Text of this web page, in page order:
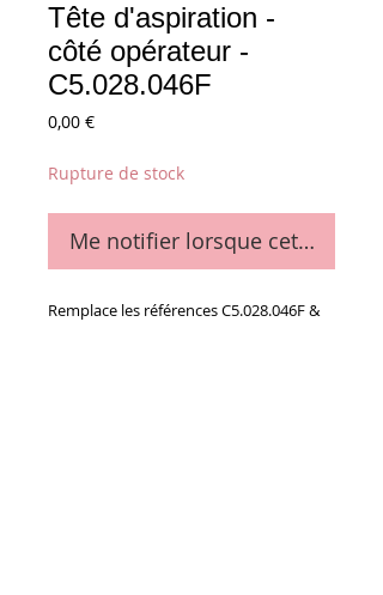
Tête d'aspiration -
côté opérateur -
C5.028.046F
0,00 €Prix
Rupture de stock
Me notifier lorsque cet article
Remplace les références C5.028.046F &